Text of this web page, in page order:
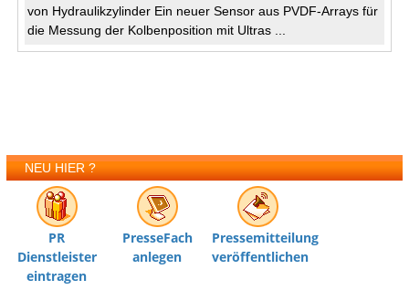
von Hydraulikzylinder Ein neuer Sensor aus PVDF-Arrays für
die Messung der Kolbenposition mit Ultras ...
NEU HIER ?
PR
Dienstleister
eintragen
PresseFach
anlegen
Pressemitteilung
veröffentlichen